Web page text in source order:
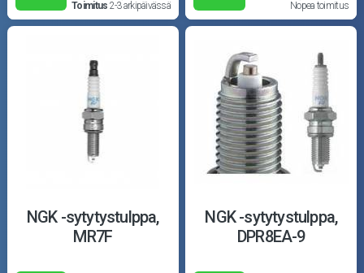
Toimitus 2-3 arkipäivässä Nopea toimitus
NGK -sytytystulppa,
MR7F
NGK -sytytystulppa,
DPR8EA-9